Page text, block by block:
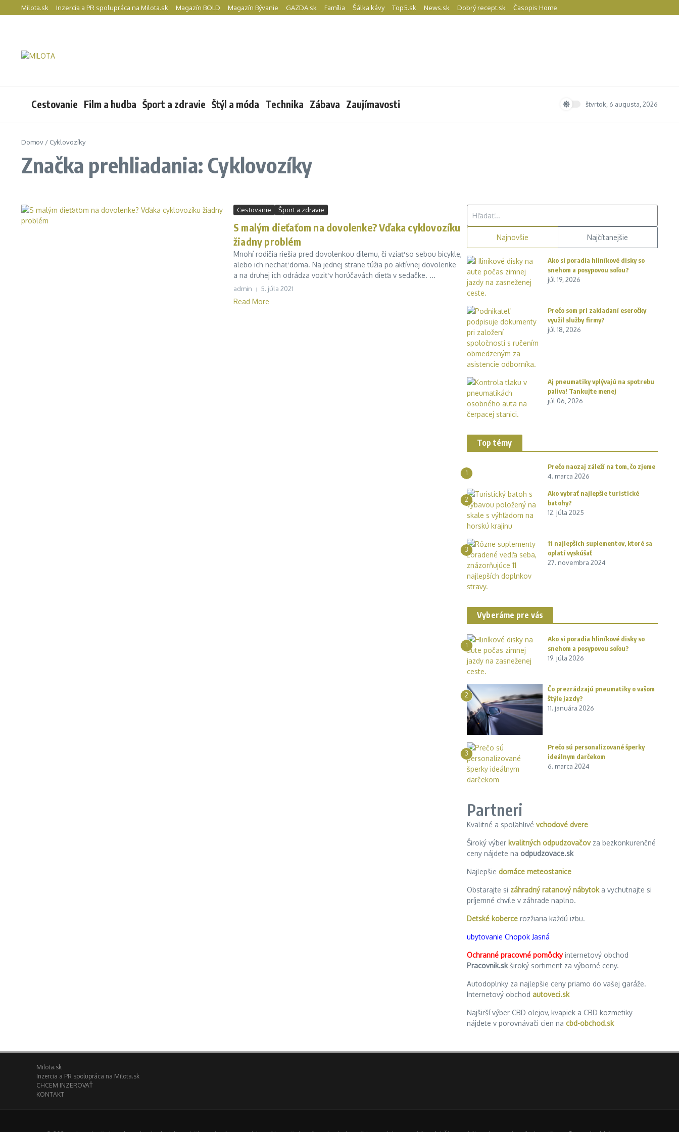
Preskočiť na obsah
Milota.sk Inzercia a PR spolupráca na Milota.sk Magazín BOLD Magazín Bývanie GAZDA.sk Família Šálka kávy Top5.sk News.sk Dobrý recept.sk Časopis Home
Cestovanie Film a hudba Šport a zdravie Štýl a móda Technika Zábava Zaujímavosti štvrtok, 6 augusta, 2026
Domov / Cyklovozíky
Značka prehliadania: Cyklovozíky
Cestovanie Šport a zdravie
S malým dieťaťom na dovolenke? Vďaka cyklovozíku
žiadny problém
Mnohí rodičia riešia pred dovolenkou dilemu, či vziať so sebou bicykle,
alebo ich nechať doma. Na jednej strane túžia po aktívnej dovolenke
a na druhej ich odrádza voziť v horúčavách dieťa v sedačke. ...
admin 5. júla 2021
Read More
Najnovšie Najčítanejšie
Ako si poradia hliníkové disky so
snehom a posypovou soľou?
júl 19, 2026
Prečo som pri zakladaní eseročky
využil služby firmy?
júl 18, 2026
Aj pneumatiky vplývajú na spotrebu
paliva! Tankujte menej
júl 06, 2026
Top témy
1
Prečo naozaj záleží na tom, čo zjeme
4. marca 2026
2
Ako vybrať najlepšie turistické
batohy?
12. júla 2025
3
11 najlepších suplementov, ktoré sa
oplatí vyskúšať
27. novembra 2024
Vyberáme pre vás
1
Ako si poradia hliníkové disky so
snehom a posypovou soľou?
19. júla 2026
2
Čo prezrádzajú pneumatiky o vašom
štýle jazdy?
11. januára 2026
3
Prečo sú personalizované šperky
ideálnym darčekom
6. marca 2024
Partneri
Kvalitné a spoľahlivé vchodové dvere
Široký výber kvalitných odpudzovačovza bezkonkurenčné
ceny nájdete na odpudzovace.sk
Najlepšie domáce meteostanice
Obstarajte si záhradný ratanový nábytoka vychutnajte si
príjemné chvíle v záhrade naplno.
Detské koberce rozžiaria každú izbu.
ubytovanie Chopok Jasná
Ochranné pracovné pomôckyinternetový obchod
Pracovnik.skširoký sortiment za výborné ceny.
Autodoplnky za najlepšie ceny priamo do vašej garáže.
Internetový obchod autoveci.sk
Najširší výber CBD olejov, kvapiek a CBD kozmetiky
nájdete v porovnávači cien na cbd-obchod.sk
Milota.sk
Inzercia a PR spolupráca na Milota.sk
CHCEM INZEROVAŤ
KONTAKT